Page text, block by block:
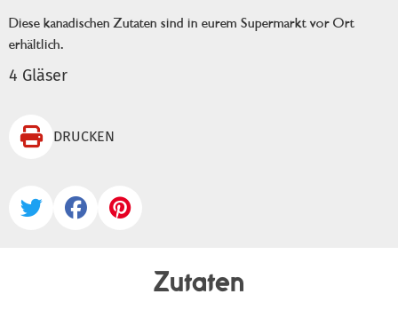
Diese kanadischen Zutaten sind in eurem Supermarkt vor Ort
erhältlich.
4 Gläser
 DRUCKEN
  
Zutaten